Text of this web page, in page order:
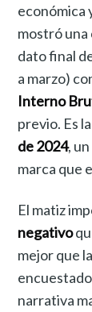
económica
mostró una
dato final
a marzo)
Interno
previo. Es la
de 2024,
marca que
El matiz
negativo
mejor que
narrativa